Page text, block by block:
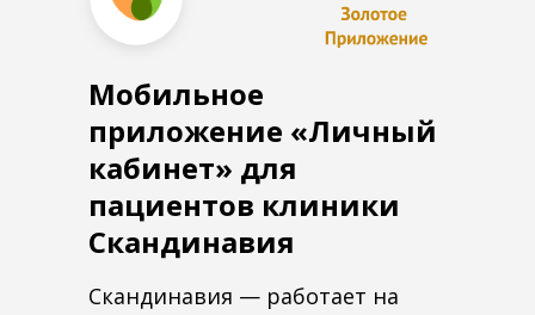
Мобильное
приложение «Личный
кабинет» для
пациентов клиники
Скандинавия
Скандинавия — работает на